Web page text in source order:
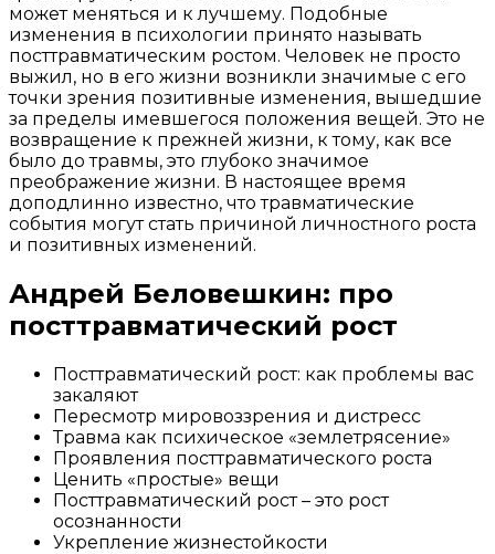
может меняться и к лучшему. Подобные
изменения в психологии принято называть
посттравматическим ростом. Человек не просто
выжил, но в его жизни возникли значимые с его
точки зрения позитивные изменения, вышедшие
за пределы имевшегося положения вещей. Это не
возвращение к прежней жизни, к тому, как все
было до травмы, это глубоко значимое
преображение жизни. В настоящее время
доподлинно известно, что травматические
события могут стать причиной личностного роста
и позитивных изменений.
Андрей Беловешкин: про
посттравматический рост
Посттравматический рост: как проблемы вас
закаляют
Пересмотр мировоззрения и дистресс
Травма как психическое «землетрясение»
Проявления посттравматического роста
Ценить «простые» вещи
Посттравматический рост – это рост
осознанности
Укрепление жизнестойкости